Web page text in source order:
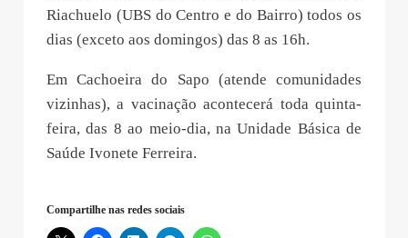
Riachuelo (UBS do Centro e do Bairro) todos os
dias (exceto aos domingos) das 8 as 16h.
Em Cachoeira do Sapo (atende comunidades
vizinhas), a vacinação acontecerá toda quinta-
feira, das 8 ao meio-dia, na Unidade Básica de
Saúde Ivonete Ferreira.
Compartilhe nas redes sociais